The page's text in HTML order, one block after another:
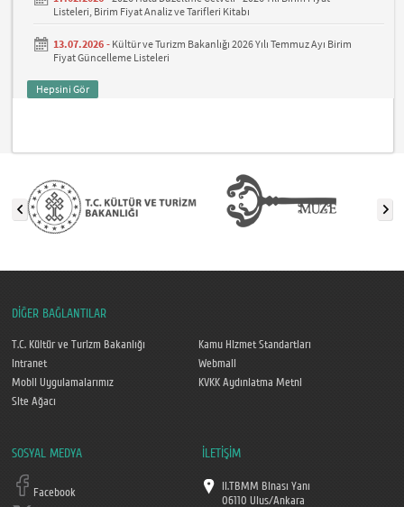
Listeleri, Birim Fiyat Analiz ve Tarifleri Kitabı
13.07.2026 - Kültür ve Turizm Bakanlığı 2026 Yılı Temmuz Ayı Birim
Fiyat Güncelleme Listeleri
Hepsini Gör
DİĞER BAĞLANTILAR
T.C. Kültür ve Turizm Bakanlığı
Kamu Hizmet Standartları
Intranet
Webmail
Mobil Uygulamalarımız
KVKK Aydınlatma Metni
Site Ağacı
SOSYAL MEDYA
Facebook
İLETİŞİM
II.TBMM Binası Yanı
06110 Ulus/Ankara